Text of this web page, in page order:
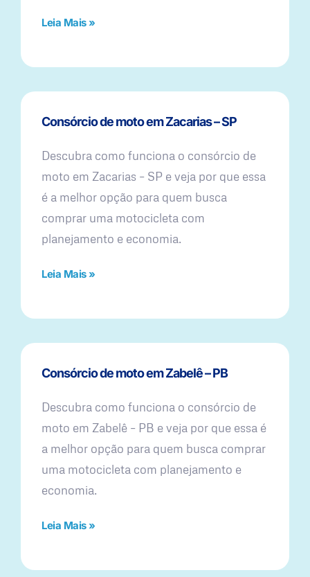
Leia Mais »
Consórcio de moto em Zacarias – SP
Descubra como funciona o consórcio de
moto em Zacarias – SP e veja por que essa
é a melhor opção para quem busca
comprar uma motocicleta com
planejamento e economia.
Leia Mais »
Consórcio de moto em Zabelê – PB
Descubra como funciona o consórcio de
moto em Zabelê – PB e veja por que essa é
a melhor opção para quem busca comprar
uma motocicleta com planejamento e
economia.
Leia Mais »